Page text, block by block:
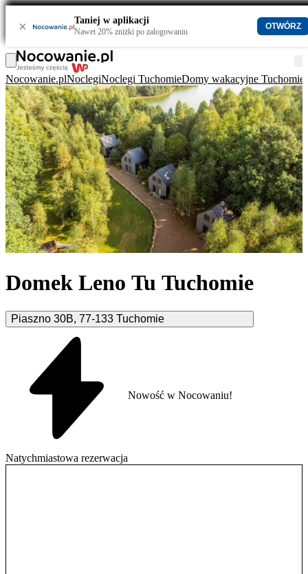
× Taniej w aplikacji
Nawet 20% zniżki po zalogowaniu
OTWÓRZ
Nocowanie.plNoclegiNoclegi TuchomieDomy wakacyjne Tuchomie
Domek Leno Tu Tuchomie
Piaszno 30B, 77-133 Tuchomie
Natychmiastowa rezerwacja
Nowość w Nocowaniu!